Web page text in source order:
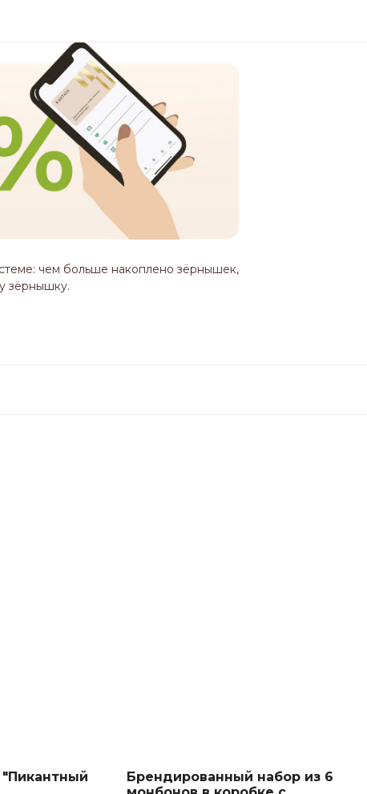
чем больше накоплено зёрнышек,
зёрнышку.
Брендированный набор из 6